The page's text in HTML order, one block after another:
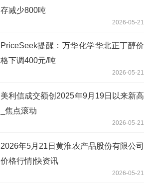
存减少800吨
2026-05-21
PriceSeek提醒：万华化学华北正丁醇价
格下调400元/吨
2026-05-21
美利信成交额创2025年9月19日以来新高
_焦点滚动
2026-05-21
2026年5月21日黄淮农产品股份有限公司
价格行情|快资讯
2026-05-21